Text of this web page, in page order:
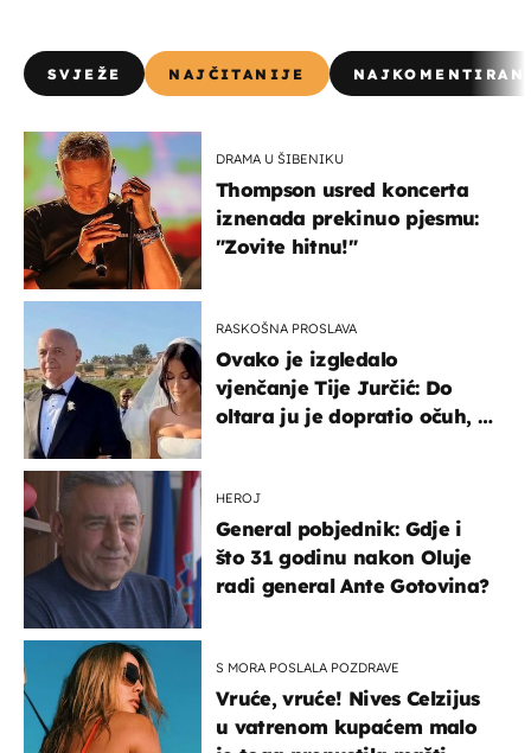
SVJEŽE NAJČITANIJE
DRAMA U ŠIBENIKU
Thompson usred koncerta
iznenada prekinuo pjesmu:
"Zovite hitnu!"
RASKOŠNA PROSLAVA
Ovako je izgledalo
vjenčanje Tije Jurčić: Do
oltara ju je dopratio očuh, a
HEROJ
General pobjednik: Gdje i
što 31 godinu nakon Oluje
radi general Ante Gotovina?
S MORA POSLALA POZDRAVE
Vruće, vruće! Nives Celzijus
u vatrenom kupaćem malo